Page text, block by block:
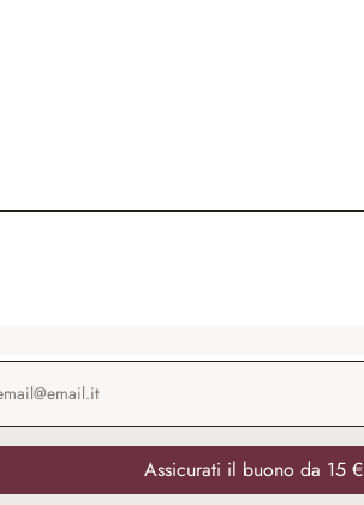
e-mail*
Assicurati il buono da 15 €